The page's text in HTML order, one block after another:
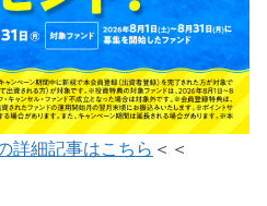
詳細記事はこちら ＜＜